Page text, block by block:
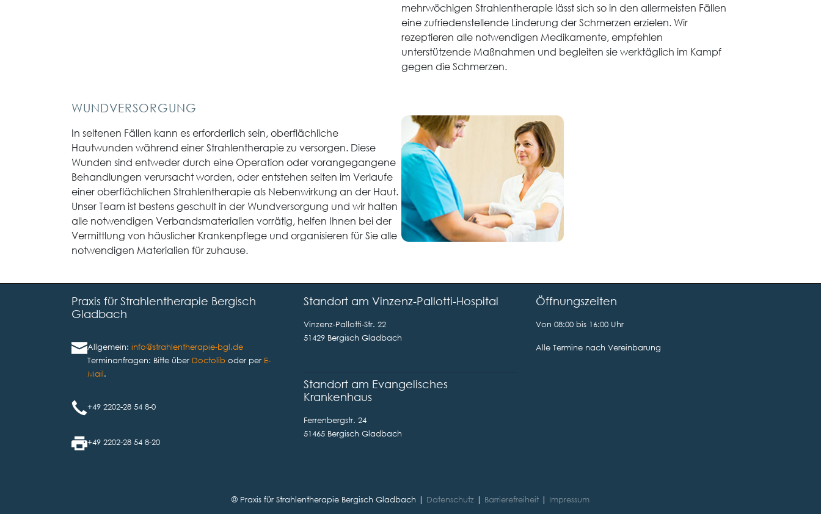
mehrwöchigen Strahlentherapie lässt sich so in den allermeisten Fällen
eine zufriedenstellende Linderung der Schmerzen erzielen. Wir
rezeptieren alle notwendigen Medikamente, empfehlen
unterstützende Maßnahmen und begleiten sie werktäglich im Kampf
gegen die Schmerzen.
WUNDVERSORGUNG
In seltenen Fällen kann es erforderlich sein, oberflächliche
Hautwunden während einer Strahlentherapie zu versorgen. Diese
Wunden sind entweder durch eine Operation oder vorangegangene
Behandlungen verursacht worden, oder entstehen selten im Verlaufe
einer oberflächlichen Strahlentherapie als Nebenwirkung an der Haut.
Unser Team ist bestens geschult in der Wundversorgung und wir halten
alle notwendigen Verbandsmaterialien vorrätig, helfen Ihnen bei der
Vermittlung von häuslicher Krankenpflege und organisieren für Sie alle
notwendigen Materialien für zuhause.
Praxis für Strahlentherapie Bergisch
Gladbach
Allgemein: info@strahlentherapie-bgl.de
Terminanfragen: Bitte über Doctolib oder per E-
Mail.
+49 2202-28 54 8-0
+49 2202-28 54 8-20
Standort am Vinzenz-Pallotti-Hospital
Vinzenz-Pallotti-Str. 22
51429 Bergisch Gladbach
Standort am Evangelisches
Krankenhaus
Ferrenbergstr. 24
51465 Bergisch Gladbach
Öffnungszeiten
Von 08:00 bis 16:00 Uhr
Alle Termine nach Vereinbarung
© Praxis für Strahlentherapie Bergisch Gladbach | Datenschutz | Barrierefreiheit | Impressum